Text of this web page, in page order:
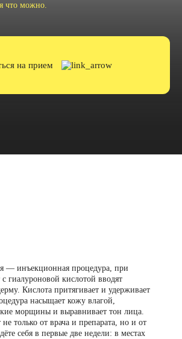
что можно.
на прием
— инъекционная процедура, при
с гиалуроновой кислотой вводят
Кислота притягивает и удерживает
насыщает кожу влагой,
морщины и выравнивает тон лица.
не только от врача и препарата, но и от
себя в первые две недели: в местах